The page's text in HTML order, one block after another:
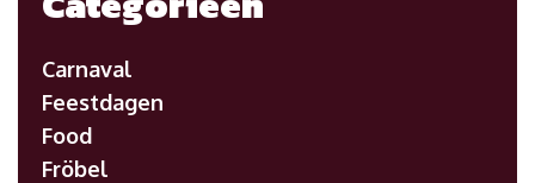
Carnaval
Feestdagen
Food
Fröbel